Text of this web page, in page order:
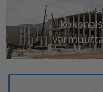
Edellinen